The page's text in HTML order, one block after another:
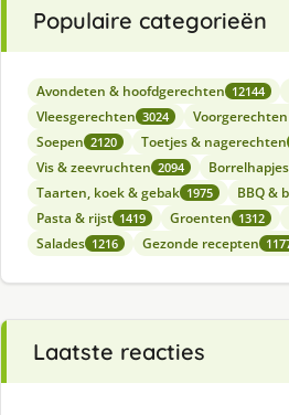
Populaire categorieën
Avondeten & hoofdgerechten 12144
Vleesgerechten 3024
Soepen 2120 Toetjes & nagerechten
Vis & zeevruchten 2094
Taarten, koek & gebak 1975 BBQ &
Pasta & rijst 1419 Groenten 1312
Salades 1216 Gezonde recepten
Laatste reacties